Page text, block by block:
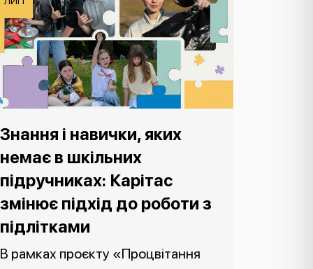
Знання і навички, яких
немає в шкільних
підручниках: Карітас
змінює підхід до роботи з
підлітками
В рамках проєкту «Процвітання